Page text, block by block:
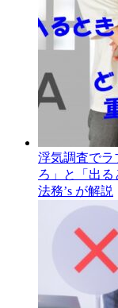
浮気調査でラ
ろ」と「出
法務’s が解説